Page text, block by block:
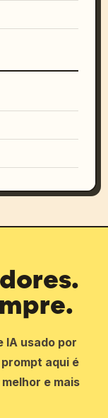
IA usado por
aqui é
e mais